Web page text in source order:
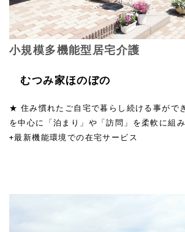
小規模多機能型居宅介護
むつみ家ほのぼの
★ 住み慣れたご自宅で暮らし続ける事がで
を中心に「泊まり」や「訪問」を柔軟に組
+最新機能環境での在宅サービス